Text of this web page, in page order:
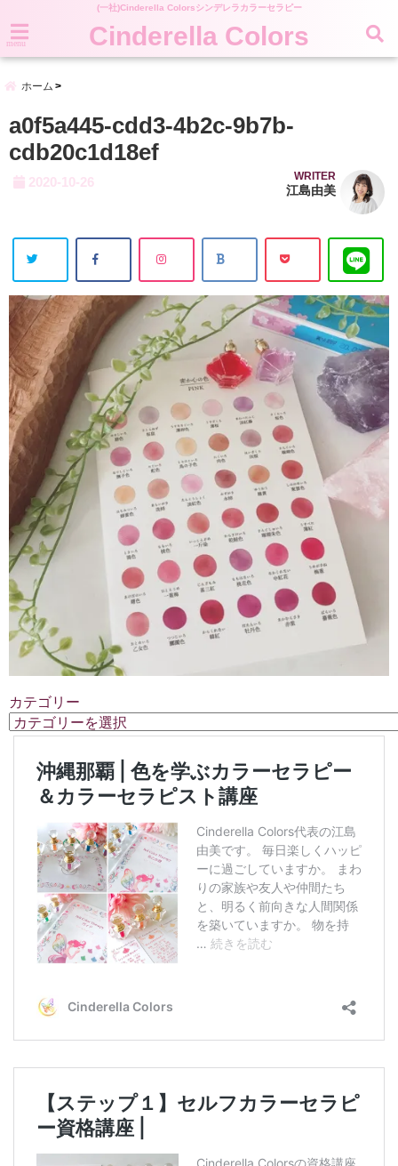
(一社)Cinderella Colorsシンデレラカラーセラピー
menu Cinderella Colors
ホーム
a0f5a445-cdd3-4b2c-9b7b-
cdb20c1d18ef
2020-10-26 WRITER
江島由美
カテゴリー
カ
テ